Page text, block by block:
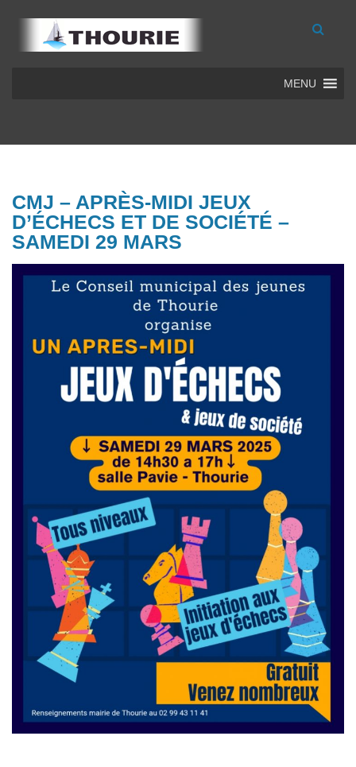
MENU
CMJ – APRÈS-MIDI JEUX
D’ÉCHECS ET DE SOCIÉTÉ –
SAMEDI 29 MARS